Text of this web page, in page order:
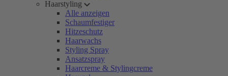
Haarstyling
Alle anzeigen
Schaumfestiger
Hitzeschutz
Haarwachs
Styling Spray
Ansatzspray
Haarcreme & Stylingcreme